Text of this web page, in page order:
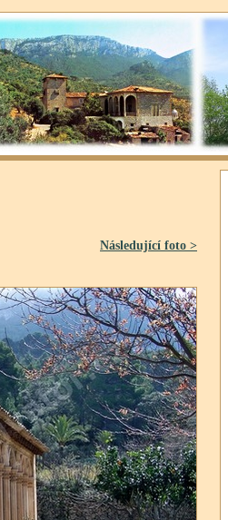
Následující foto >